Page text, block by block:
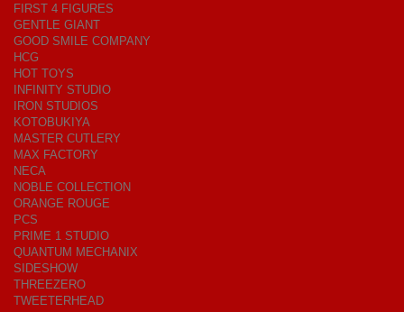
FIRST 4 FIGURES
GENTLE GIANT
GOOD SMILE COMPANY
HCG
HOT TOYS
INFINITY STUDIO
IRON STUDIOS
KOTOBUKIYA
MASTER CUTLERY
MAX FACTORY
NECA
NOBLE COLLECTION
ORANGE ROUGE
PCS
PRIME 1 STUDIO
QUANTUM MECHANIX
SIDESHOW
THREEZERO
TWEETERHEAD